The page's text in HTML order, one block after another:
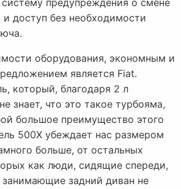
предупреждения о смене
доступ без необходимости
оборудования, экономным и
является Fiat.
который, благодаря 2 л
знает, что это такое турбояма,
большое преимущество этого
500X убеждает нас размером
больше, от остальных
как люди, сидящие спереди,
задний диван не